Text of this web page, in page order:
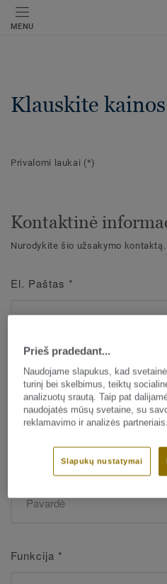
MENU
Klauskite kainos
Privalomi laukai (*)
Kontaktinė
Nurodykite šio užsakymo kontaktą.
El. Paštas *
Vardas*
*
Funkcija *
Prieš pradedant...
Naudojame slapukus, kad
turinį bei skelbimus, teiktų
analizuotų srautą. Taip pat
naudojatės mūsų svetaine, su
reklamavimo ir analizės partneriais.
Slapukų nustatymai